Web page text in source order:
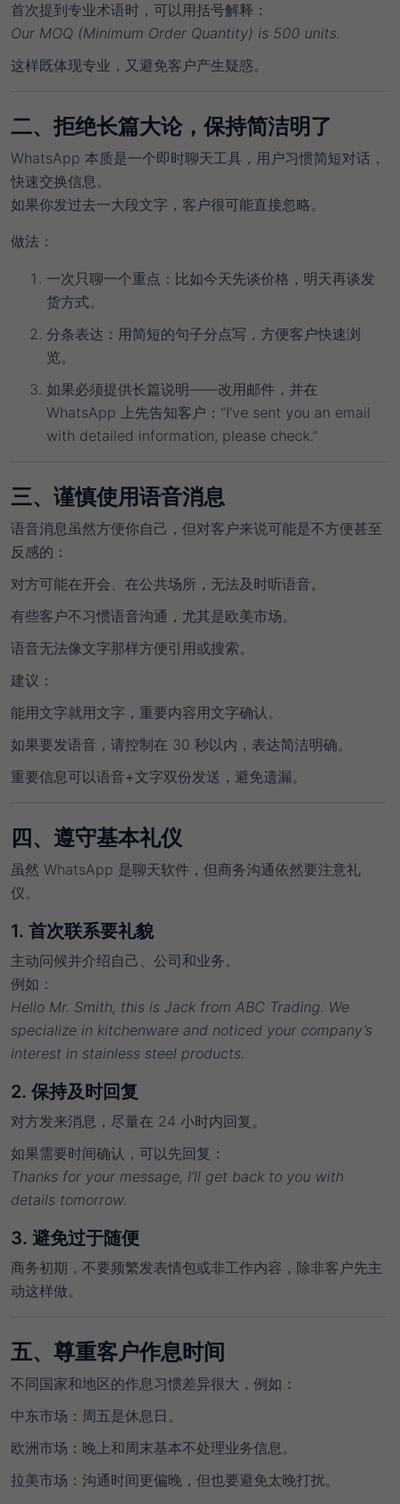
首次提到专业术语时，可以用括号解释：
Our MOQ (Minimum Order Quantity) is 500 units.
这样既体现专业，又避免客户产生疑惑。
二、拒绝长篇大论，保持简洁明了
WhatsApp 本质是一个即时聊天工具 ，用户习惯简短对话，
快速交换信息。
如果你发过去一大段文字，客户很可能直接忽略。
做法 ：
一次只聊一个重点 ：比如今天先谈价格，明天再谈发
货方式。
分条表达 ：用简短的句子分点写，方便客户快速浏
览。
如果必须提供长篇说明——改用邮件，并在
WhatsApp 上先告知客户：“I’ve sent you an email
with detailed information, please check.”
三、谨慎使用语音消息
语音消息虽然方便你自己，但对客户来说可能是不方便甚至
反感的：
对方可能在开会、在公共场所，无法及时听语音。
有些客户不习惯语音沟通，尤其是欧美市场。
语音无法像文字那样方便引用或搜索。
建议 ：
能用文字就用文字，重要内容用文字确认。
如果要发语音，请控制在 30 秒以内，表达简洁明确。
重要信息可以语音+文字双份发送，避免遗漏。
四、遵守基本礼仪
虽然 WhatsApp 是聊天软件，但商务沟通依然要注意礼
仪。
1. 首次联系要礼貌
主动问候并介绍自己、公司和业务。
例如：
Hello Mr. Smith, this is Jack from ABC Trading. We
specialize in kitchenware and noticed your company’s
interest in stainless steel products.
2. 保持及时回复
对方发来消息，尽量在 24 小时内回复。
如果需要时间确认，可以先回复：
Thanks for your message, I’ll get back to you with
details tomorrow.
3. 避免过于随便
商务初期，不要频繁发表情包或非工作内容，除非客户先主
动这样做。
五、尊重客户作息时间
不同国家和地区的作息习惯差异很大，例如：
中东市场：周五是休息日。
欧洲市场：晚上和周末基本不处理业务信息。
拉美市场：沟通时间更偏晚，但也要避免太晚打扰。